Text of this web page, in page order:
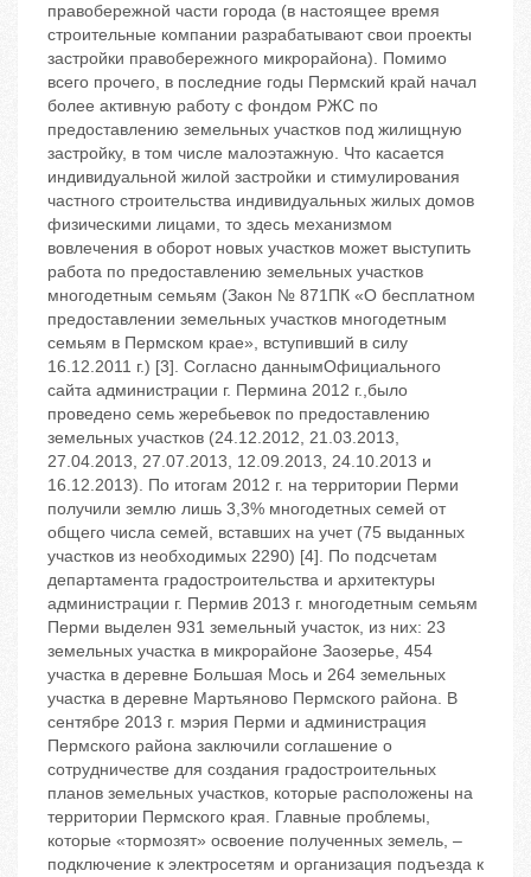
правобережной части города (в настоящее время
строительные компании разрабатывают свои проекты
застройки правобережного микрорайона). Помимо
всего прочего, в последние годы Пермский край начал
более активную работу с фондом РЖС по
предоставлению земельных участков под жилищную
застройку, в том числе малоэтажную. Что касается
индивидуальной жилой застройки и стимулирования
частного строительства индивидуальных жилых домов
физическими лицами, то здесь механизмом
вовлечения в оборот новых участков может выступить
работа по предоставлению земельных участков
многодетным семьям (Закон № 871ПК «О бесплатном
предоставлении земельных участков многодетным
семьям в Пермском крае», вступивший в силу
16.12.2011 г.) [3]. Согласно даннымОфициального
сайта администрации г. Пермина 2012 г.,было
проведено семь жеребьевок по предоставлению
земельных участков (24.12.2012, 21.03.2013,
27.04.2013, 27.07.2013, 12.09.2013, 24.10.2013 и
16.12.2013). По итогам 2012 г. на территории Перми
получили землю лишь 3,3% многодетных семей от
общего числа семей, вставших на учет (75 выданных
участков из необходимых 2290) [4]. По подсчетам
департамента градостроительства и архитектуры
администрации г. Пермив 2013 г. многодетным семьям
Перми выделен 931 земельный участок, из них: 23
земельных участка в микрорайоне Заозерье, 454
участка в деревне Большая Мось и 264 земельных
участка в деревне Мартьяново Пермского района. В
сентябре 2013 г. мэрия Перми и администрация
Пермского района заключили соглашение о
сотрудничестве для создания градостроительных
планов земельных участков, которые расположены на
территории Пермского края. Главные проблемы,
которые «тормозят» освоение полученных земель, –
подключение к электросетям и организация подъезда к